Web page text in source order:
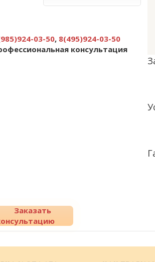
03-50, 8(495)924-03-50
консультация
Заказать